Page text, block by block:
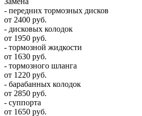
- передних тормозных дисков
от 2400 руб.
- дисковых колодок
от 1950 руб.
- тормозной жидкости
от 1630 руб.
- тормозного шланга
от 1220 руб.
- барабанных колодок
от 2850 руб.
- суппорта
от 1650 руб.